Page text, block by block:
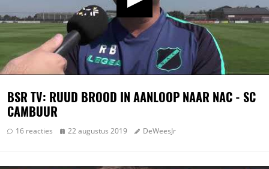
BSR TV: RUUD BROOD IN AANLOOP NAAR NAC - SC
CAMBUUR
16 reacties 22 augustus 2019 DeWeesJr